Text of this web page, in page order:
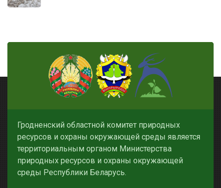
Гродненский областной комитет природных
ресурсов и охраны окружающей среды является
территориальным органом Министерства
природных ресурсов и охраны окружающей
среды Республики Беларусь.